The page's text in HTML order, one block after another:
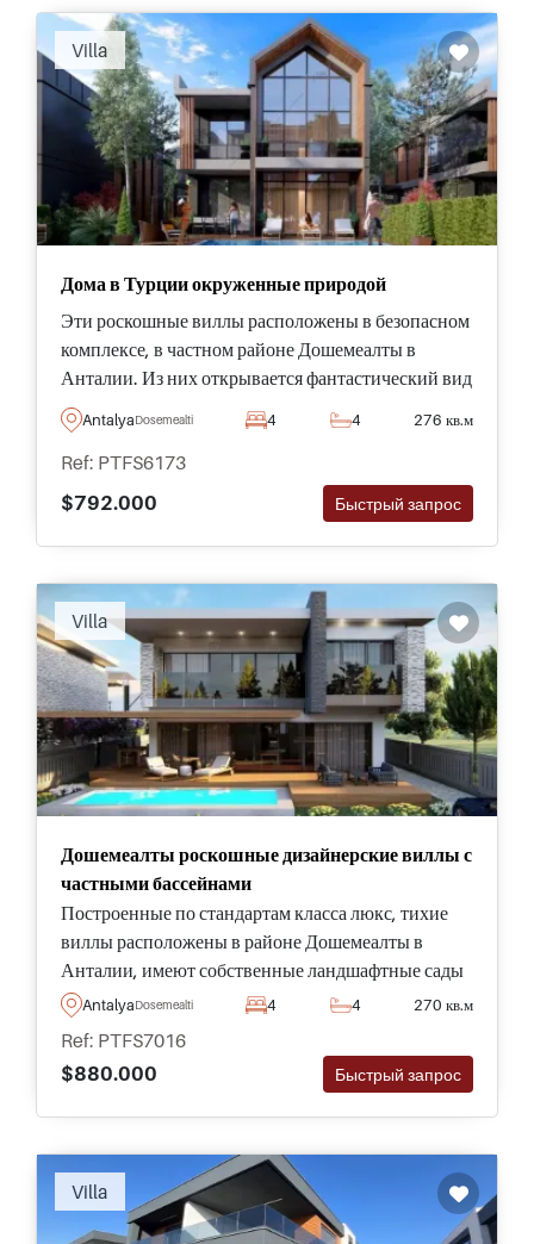
Villa
Дома в Турции окруженные природой
Эти роскошные виллы расположены в безопасном
комплексе, в частном районе Дошемеалты в
Анталии. Из них открывается фантастический вид
на природу из собственных садов с просторными
бассейнами на открытом воздухе.
AntalyaDosemealti 4 4 276 кв.м
Ref: PTFS6173
$792.000
Быстрый запрос
Villa
Дошемеалты роскошные дизайнерские виллы с
частными бассейнами
Построенные по стандартам класса люкс, тихие
виллы расположены в районе Дошемеалты в
Анталии, имеют собственные ландшафтные сады
и бассейны, где можно охладиться и провести
AntalyaDosemealti 4 4 270 кв.м
Ref: PTFS7016
$880.000
Быстрый запрос
Villa